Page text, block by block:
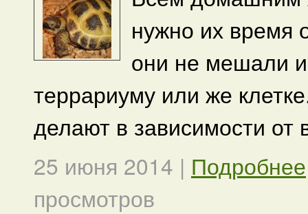
нужно их время
они не мешали
террариуму или же
делают в зависимости от
25 июня 2014 | Подробнее
просмотров